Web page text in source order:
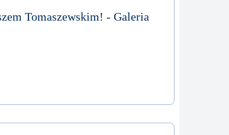
Tomaszewskim! - Galeria